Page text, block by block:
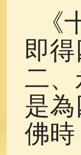
即
二
是
佛